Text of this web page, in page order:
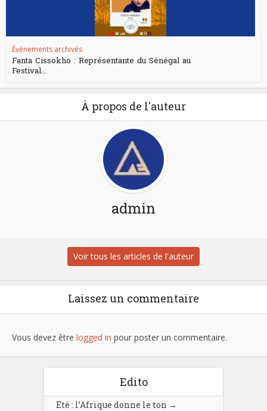
Événements archivés
Fanta Cissokho : Représentante du Sénégal au
Festival...
À propos de l'auteur
admin
Voir tous les articles de l'auteur
Laissez un commentaire
Vous devez être logged in pour poster un commentaire.
Edito
Eté : l’Afrique donne le ton →